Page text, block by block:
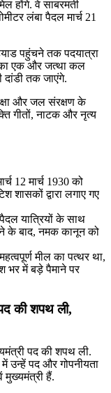
होंगे. वे साबरमती
लंबा पैदल मार्च 21
पहुंचने तक पदयात्रा
का एक और जत्था कल
दांडी तक जाएंगे.
और जल संरक्षण के
गीतों, नाटक और नृत्य
12 मार्च 1930 को
शासकों द्वारा लगाए गए
पैदल यात्रियों के साथ
के बाद, नमक कानून को
मील का पत्थर था,
भर में बड़े पैमाने पर
की शपथ ली,
पद की शपथ ली.
में उन्‍हें पद और गोपनीयता
मुख्यमंत्री हैं.